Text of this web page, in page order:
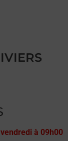
à 09h00